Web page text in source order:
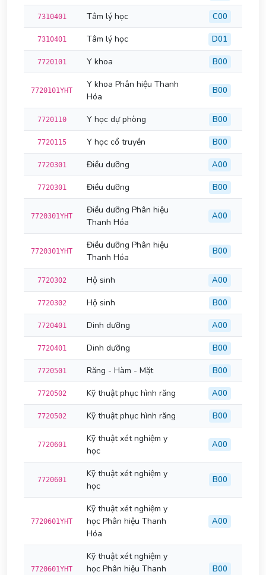
7310401 Tâm lý học C00
7310401 Tâm lý học D01
7720101 Y khoa B00
7720101YHT
Y khoa Phân hiệu Thanh
Hóa
B00
7720110 Y học dự phòng B00
7720115 Y học cổ truyền B00
7720301 Điều dưỡng A00
7720301 Điều dưỡng B00
7720301YHT
Điều dưỡng Phân hiệu
Thanh Hóa
A00
7720301YHT
Điều dưỡng Phân hiệu
Thanh Hóa
B00
7720302 Hộ sinh A00
7720302 Hộ sinh B00
7720401 Dinh dưỡng A00
7720401 Dinh dưỡng B00
7720501 Răng - Hàm - Mặt B00
7720502 Kỹ thuật phục hình răng A00
7720502 Kỹ thuật phục hình răng B00
7720601
Kỹ thuật xét nghiệm y
học
A00
7720601
Kỹ thuật xét nghiệm y
học
B00
7720601YHT
Kỹ thuật xét nghiệm y
học Phân hiệu Thanh
Hóa
A00
7720601YHT
Kỹ thuật xét nghiệm y
học Phân hiệu Thanh
B00